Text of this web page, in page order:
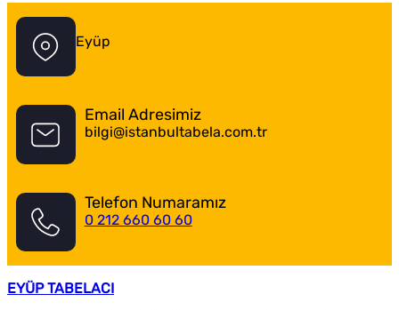
Eyüp
Email Adresimiz
bilgi@istanbultabela.com.tr
Telefon Numaramız
0 212 660 60 60
EYÜP TABELACI